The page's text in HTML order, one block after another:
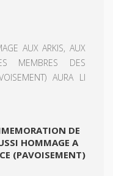
AUX ARKIS, AUX
MEMBRES DES
AURA LI
DE
HOMMAGE A
(PAVOISEMENT)